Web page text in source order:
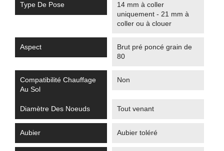
Type De Pose
14 mm à coller
uniquement - 21 mm à
coller ou à clouer
Aspect
Brut pré poncé grain de
80
Compatibilité Chauffage
Au Sol
Non
Diamètre Des Noeuds Tout venant
Aubier Aubier toléré